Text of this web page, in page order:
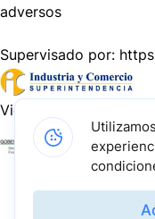
adversos
Supervisado por:
Vigilado por:
Gracias a nuestros
solución tecnológica
desafíos